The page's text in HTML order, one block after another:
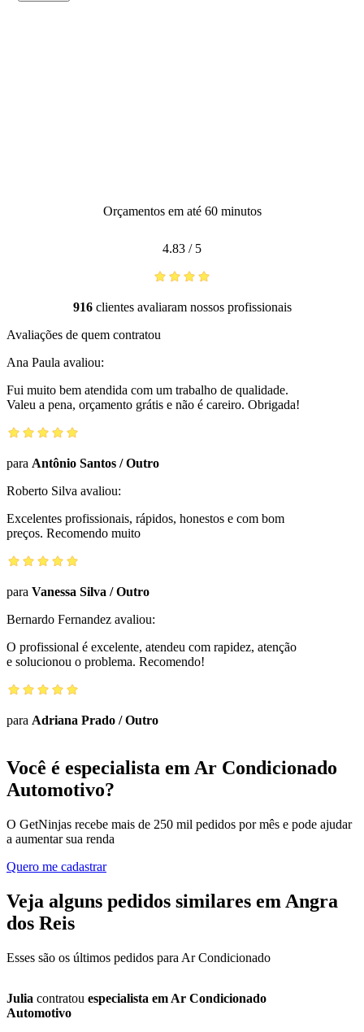
Orçamentos em até 60 minutos
4.83 / 5
916clientes avaliaram nossos profissionais
Avaliações de quem contratou
Ana Paula avaliou:
Fui muito bem atendida com um trabalho de qualidade.
Valeu a pena, orçamento grátis e não é careiro. Obrigada!
para Antônio Santos /Outro
Roberto Silva avaliou:
Excelentes profissionais, rápidos, honestos e com bom
preços. Recomendo muito
para Vanessa Silva /Outro
Bernardo Fernandez avaliou:
O profissional é excelente, atendeu com rapidez, atenção
e solucionou o problema. Recomendo!
para Adriana Prado /Outro
Você é especialista em Ar Condicionado
Automotivo?
O GetNinjas recebe mais de 250 mil pedidos por mês e pode ajudar
a aumentar sua renda
Quero me cadastrar
Veja alguns pedidos similares em Angra
dos Reis
Esses são os últimos pedidos para Ar Condicionado
Julia contratou especialista em Ar Condicionado
Automotivo